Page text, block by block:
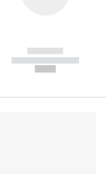
------------
----------- -----------